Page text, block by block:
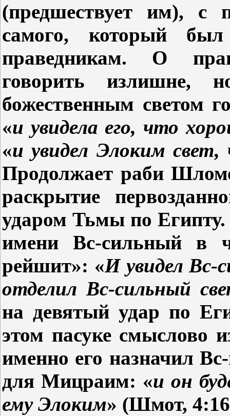
(предшествует им), с
самого, который
праведникам. О
говорить излишне,
божественным светом
«и увидела его, что
«и увидел Элоким свет,
Продолжает раби
раскрытие
ударом Тьмы по
имени Вс-сильный в
рейшит»: «И увидел Вс-
отделил Вс-сильный
на девятый удар по
этом пасуке смыслово
именно его назначил
для Мицраим: «и он
ему Элоким» (Шмот,